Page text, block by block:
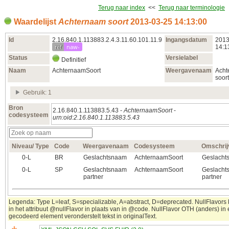
Terug naar index << Terug naar terminologie
Waardelijst Achternaam soort2013‑03‑25 14:13:00
Id 2.16.840.1.113883.2.4.3.11.60.101.11.9
ref naw-
Ingangsdatum
Status
Definitief
Versielabel
Naam
AchternaamSoort Weergavenaam
soort
Gebruik: 1
Bron
codesysteem
2.16.840.1.113883.5.43 -AchternaamSoort-
urn:oid:2.16.840.1.113883.5.43
Niveau/ Type Code Weergavenaam Codesysteem
0‑L
BR Geslachtsnaam AchternaamSoort
0‑L
SP
Geslachtsnaam
partner
AchternaamSoort
partner
Legenda: Type L=leaf, S=specializable, A=abstract, D=deprecated. NullFlavors
in het attribuut @nullFlavor in plaats van in @code. NullFlavor OTH (anders) in
gecodeerd element veronderstelt tekst in originalText.